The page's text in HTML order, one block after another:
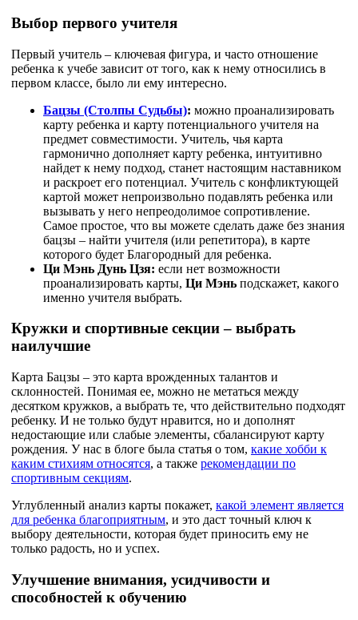
Выбор первого учителя
Первый учитель – ключевая фигура, и часто отношение
ребенка к учебе зависит от того, как к нему относились в
первом классе, было ли ему интересно.
Бацзы (Столпы Судьбы): можно проанализировать
карту ребенка и карту потенциального учителя на
предмет совместимости. Учитель, чья карта
гармонично дополняет карту ребенка, интуитивно
найдет к нему подход, станет настоящим наставником
и раскроет его потенциал. Учитель с конфликтующей
картой может непроизвольно подавлять ребенка или
вызывать у него непреодолимое сопротивление.
Самое простое, что вы можете сделать даже без знания
бацзы – найти учителя (или репетитора), в карте
которого будет Благородный для ребенка.
Ци Мэнь Дунь Цзя: если нет возможности
проанализировать карты, Ци Мэнь подскажет, какого
именно учителя выбрать.
Кружки и спортивные секции – выбрать
наилучшие
Карта Бацзы – это карта врожденных талантов и
склонностей. Понимая ее, можно не метаться между
десятком кружков, а выбрать те, что действительно подходят
ребенку. И не только будут нравится, но и дополнят
недостающие или слабые элементы, сбалансируют карту
рождения. У нас в блоге была статья о том, какие хобби к
каким стихиям относятся, а также рекомендации по
спортивным секциям.
Углубленный анализ карты покажет, какой элемент является
для ребенка благоприятным, и это даст точный ключ к
выбору деятельности, которая будет приносить ему не
только радость, но и успех.
Улучшение внимания, усидчивости и
способностей к обучению